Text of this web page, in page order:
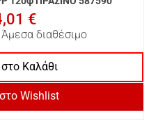
€
Άμεσα διαθέσιμο
Καλάθι
Wishlist